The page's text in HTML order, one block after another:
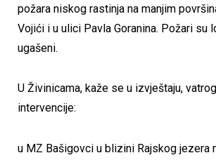
požara niskog rastinja na manjim
Vojići i u ulici Pavla Goranina. Požari su
ugašeni.
U Živinicama, kaže se u izvještaju,
intervencije:
u MZ Bašigovci u blizini Rajskog jezera